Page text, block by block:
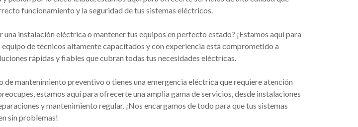
funcionamiento y la seguridad de tus sistemas eléctricos.
una instalación eléctrica o mantener tus equipos en perfecto estado? ¡Estamos aquí para
de técnicos altamente capacitados y con experiencia está comprometido a
rápidas y fiables que cubran todas tus necesidades eléctricas.
de mantenimiento preventivo o tienes una emergencia eléctrica que requiere atención
estamos aquí para ofrecerte una amplia gama de servicios, desde instalaciones
y mantenimiento regular. ¡Nos encargamos de todo para que tus sistemas
sin problemas!